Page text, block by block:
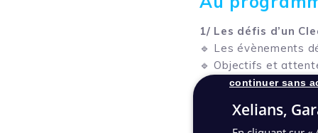
1/ Les défis d’un
🔹 Les évènements
🔹 Objectifs et
🔹 Bilan de
Xelians,
continuer sans